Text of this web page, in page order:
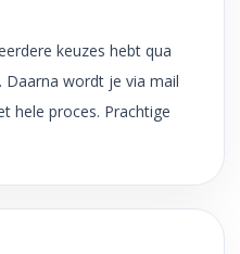
keuzes hebt qua
Daarna wordt je via mail
hele proces. Prachtige